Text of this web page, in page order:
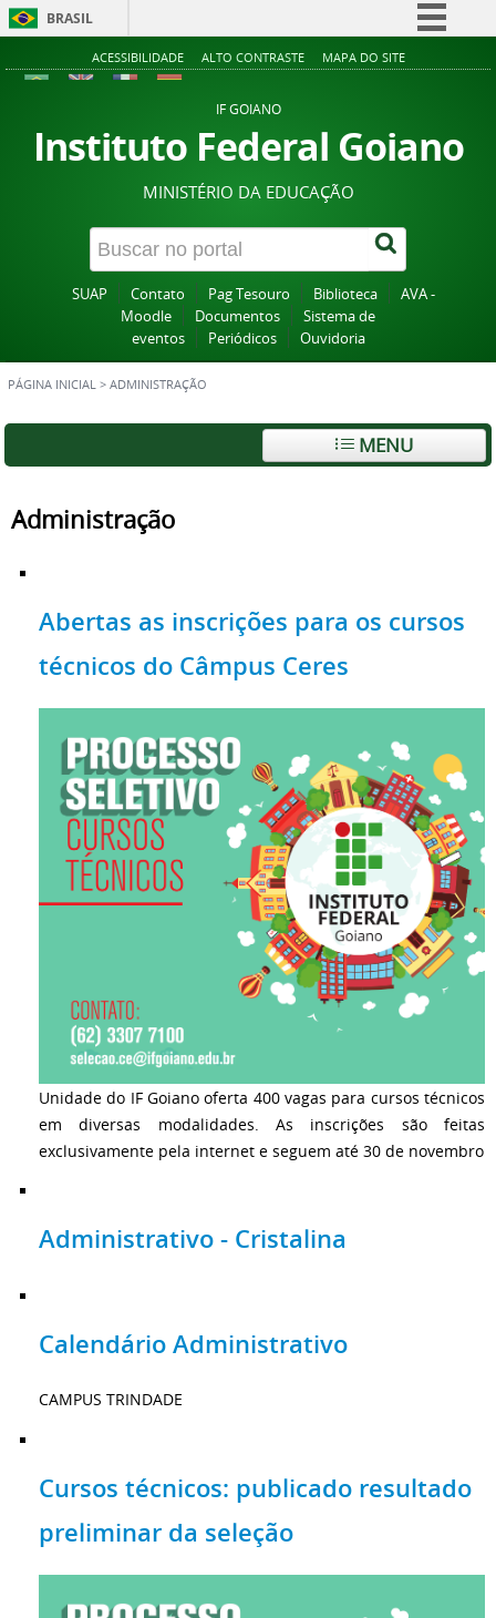
BRASIL
Simplifique!
Acesso à informação
Legislação
Canais
ACESSIBILIDADE ALTO CONTRASTE MAPA DO SITE
IF GOIANO
Instituto Federal Goiano
MINISTÉRIO DA EDUCAÇÃO
SUAP Contato Pag Tesouro Biblioteca
AVA -
Moodle
Documentos
Sistema de
eventos
Periódicos Ouvidoria
PÁGINA INICIAL > ADMINISTRAÇÃO
MENU
Administração
Abertas as inscrições para os cursos
técnicos do Câmpus Ceres
Unidade do IF Goiano oferta 400 vagas para cursos técnicos
em diversas modalidades. As inscrições são feitas
exclusivamente pela internet e seguem até 30 de novembro
Administrativo - Cristalina
Calendário Administrativo
CAMPUS TRINDADE
Cursos técnicos: publicado resultado
preliminar da seleção